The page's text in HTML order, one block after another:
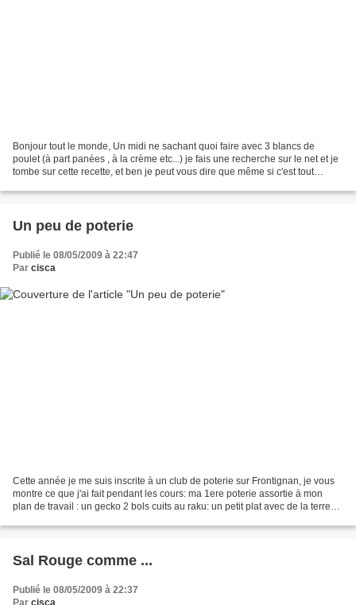
Bonjour tout le monde, Un midi ne sachant quoi faire avec 3 blancs de
poulet (à part panées , à la crème etc...) je fais une recherche sur le net et je
tombe sur cette recette, et ben je peut vous dire que même si c'est tout
Un peu de poterie
Publié le 08/05/2009 à 22:47
Par cisca
Cette année je me suis inscrite à un club de poterie sur Frontignan, je vous
montre ce que j'ai fait pendant les cours: ma 1ere poterie assortie à mon
plan de travail : un gecko 2 bols cuits au raku: un petit plat avec de la terre
Sal Rouge comme ...
Publié le 08/05/2009 à 22:37
Par cisca